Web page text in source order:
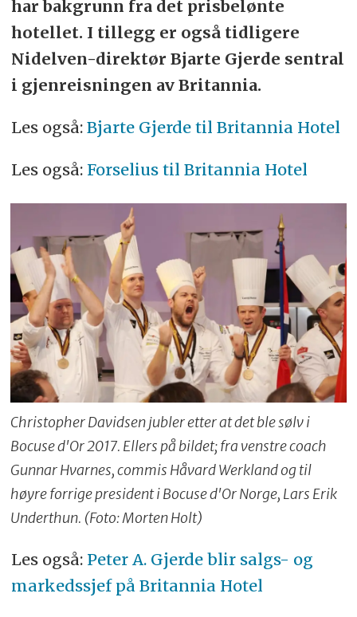
har bakgrunn fra det prisbelønte
hotellet. I tillegg er også tidligere
Nidelven-direktør Bjarte Gjerde sentral
i gjenreisningen av Britannia.
Les også: Bjarte Gjerde til Britannia Hotel
Les også: Forselius til Britannia Hotel
Christopher Davidsen jubler etter at det ble sølv i
Bocuse d'Or 2017. Ellers på bildet; fra venstre coach
Gunnar Hvarnes, commis Håvard Werkland og til
høyre forrige president i Bocuse d'Or Norge, Lars Erik
Underthun. (Foto: Morten Holt)
Les også:Peter A. Gjerde blir salgs- og
markedssjef på Britannia Hotel